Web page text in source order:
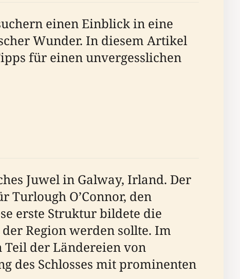
einen Einblick in eine
Wunder. In diesem Artikel
für einen unvergesslichen
Juwel in Galway, Irland. Der
Turlough O’Connor, den
erste Struktur bildete die
Region werden sollte. Im
Teil der Ländereien von
des Schlosses mit prominenten